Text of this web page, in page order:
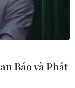
Báo và Phát